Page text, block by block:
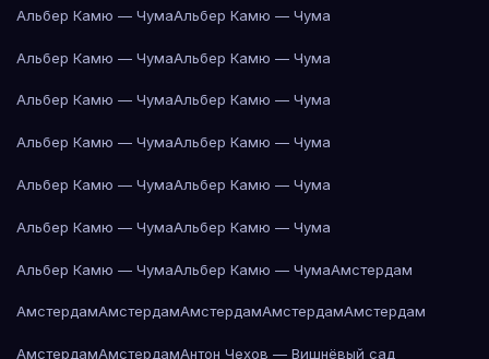
Альбер Камю — ЧумаАльбер Камю — Чума
Альбер Камю — ЧумаАльбер Камю — Чума
Альбер Камю — ЧумаАльбер Камю — Чума
Альбер Камю — ЧумаАльбер Камю — Чума
Альбер Камю — ЧумаАльбер Камю — Чума
Альбер Камю — ЧумаАльбер Камю — Чума
Альбер Камю — ЧумаАльбер Камю — ЧумаАмстердам
АмстердамАмстердамАмстердамАмстердамАмстердам
АмстердамАмстердамАнтон Чехов — Вишнёвый сад